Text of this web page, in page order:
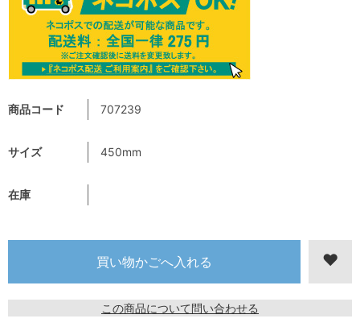
商品コード 707239
サイズ 450mm
在庫
この商品について問い合わせる